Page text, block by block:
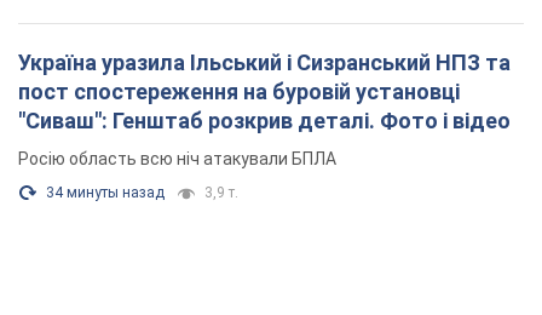
Україна уразила Ільський і Сизранський НПЗ та
пост спостереження на буровій установці
"Сиваш": Генштаб розкрив деталі. Фото і відео
Росію область всю ніч атакували БПЛА
34 минуты назад 3,9 т.